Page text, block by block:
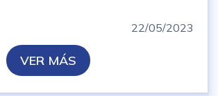
22/05/2023
VER MÁS